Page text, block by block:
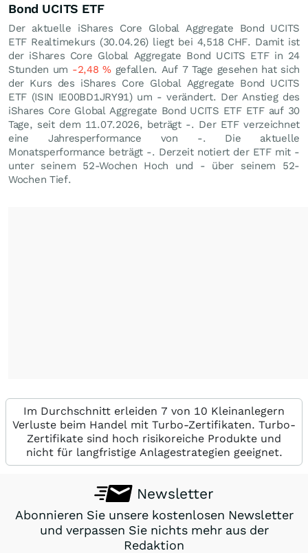
Bond UCITS ETF
Der aktuelle iShares Core Global Aggregate Bond UCITS
ETF Realtimekurs (30.04.26) liegt bei 4,518 CHF. Damit ist
der iShares Core Global Aggregate Bond UCITS ETF in 24
Stunden um -2,48%gefallen. Auf 7 Tage gesehen hat sich
der Kurs des iShares Core Global Aggregate Bond UCITS
ETF (ISIN IE00BD1JRY91) um - verändert. Der Anstieg des
iShares Core Global Aggregate Bond UCITS ETF ETF auf 30
Tage, seit dem 11.07.2026, beträgt -. Der ETF verzeichnet
eine Jahresperformance von -. Die aktuelle
Monatsperformance beträgt -. Derzeit notiert der ETF mit -
unter seinem 52-Wochen Hoch und - über seinem 52-
Wochen Tief.
Im Durchschnitt erleiden 7 von 10 Kleinanlegern
Verluste beim Handel mit Turbo-Zertifikaten. Turbo-
Zertifikate sind hoch risikoreiche Produkte und
nicht für langfristige Anlagestrategien geeignet.
Newsletter
Abonnieren Sie unsere kostenlosen Newsletter
und verpassen Sie nichts mehr aus der
Redaktion